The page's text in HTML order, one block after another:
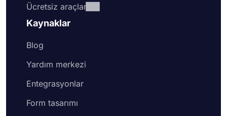
Ücretsiz araçlar
Kaynaklar
Blog
Yardım merkezi
Entegrasyonlar
Form tasarımı